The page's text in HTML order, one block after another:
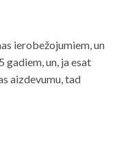
ierobežojumiem, un
un, ja esat
aizdevumu, tad